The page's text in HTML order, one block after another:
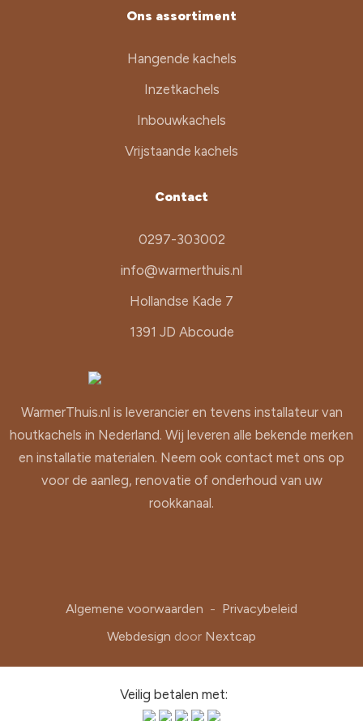
Ons assortiment
Hangende kachels
Inzetkachels
Inbouwkachels
Vrijstaande kachels
Contact
0297-303002
info@warmerthuis.nl
Hollandse Kade 7
1391 JD Abcoude
WarmerThuis.nl is leverancier en tevens installateur van
houtkachels in Nederland. Wij leveren alle bekende merken
en installatie materialen. Neem ook contact met ons op
voor de aanleg, renovatie of onderhoud van uw
rookkanaal.
Algemene voorwaarden - Privacybeleid
Webdesign door Nextcap
Veilig betalen met: